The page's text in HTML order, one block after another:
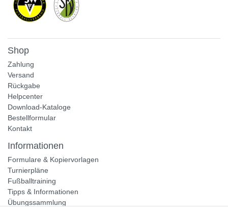
Shop
Zahlung
Versand
Rückgabe
Helpcenter
Download-Kataloge
Bestellformular
Kontakt
Informationen
Formulare & Kopiervorlagen
Turnierpläne
Fußballtraining
Tipps & Informationen
Übungssammlung